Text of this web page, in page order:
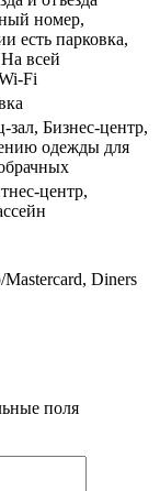
номер,
есть парковка,
всей
Fi
Бизнес-центр,
одежды для
центр,
Diners
поля